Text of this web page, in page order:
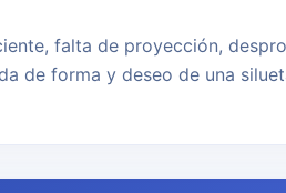
falta de proyección,
de forma y deseo de una